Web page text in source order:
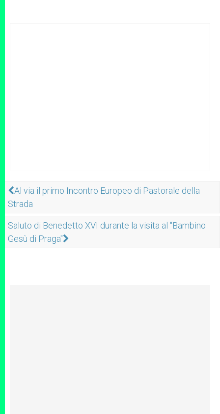
Al via il primo Incontro Europeo di Pastorale della
Strada
Saluto di Benedetto XVI durante la visita al "Bambino
Gesù di Praga"